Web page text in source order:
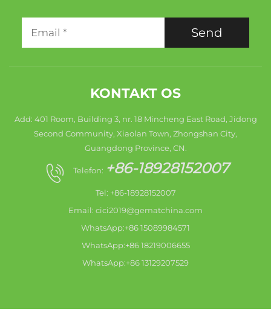
Send
KONTAKT OS
Add: 401 Room, Building 3, nr. 18 Mincheng East Road, Jidong
Second Community, Xiaolan Town, Zhongshan City,
Guangdong Province, CN.
Telefon: +86-18928152007
Tel: +86-18928152007
Email: cici2019@gematchina.com
WhatsApp:+86 15089984571
WhatsApp:+86 18219006655
WhatsApp:+86 13129207529